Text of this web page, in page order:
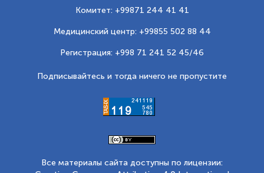
Комитет: +99871 244 41 41
Медицинский центр: +99855 502 88 44
Регистрация: +998 71 241 52 45/46
Подписывайтесь и тогда ничего не пропустите
Все материалы сайта доступны по лицензии: